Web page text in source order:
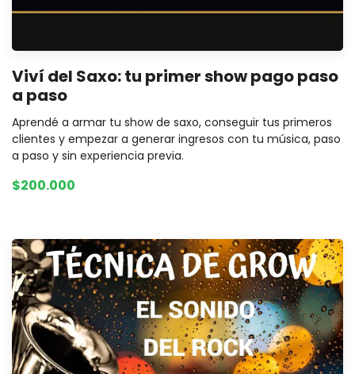
Viví del Saxo: tu primer show pago paso
a paso
Aprendé a armar tu show de saxo, conseguir tus primeros
clientes y empezar a generar ingresos con tu música, paso
a paso y sin experiencia previa.
$200.000